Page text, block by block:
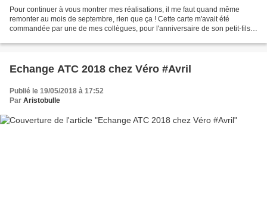
Pour continuer à vous montrer mes réalisations, il me faut quand même
remonter au mois de septembre, rien que ça ! Cette carte m'avait été
commandée par une de mes collègues, pour l'anniversaire de son petit-fils.
Echange ATC 2018 chez Véro #Avril
Publié le 19/05/2018 à 17:52
Par Aristobulle